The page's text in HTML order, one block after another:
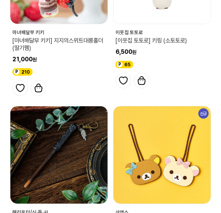
마녀배달부 키키
[마녀배달부 키키] 지지의스위트대롱홀더
(딸기쨈)
21,000
210
이웃집 토토로
[이웃집 토토로] 키링 (소토토로)
6,500
65
신규